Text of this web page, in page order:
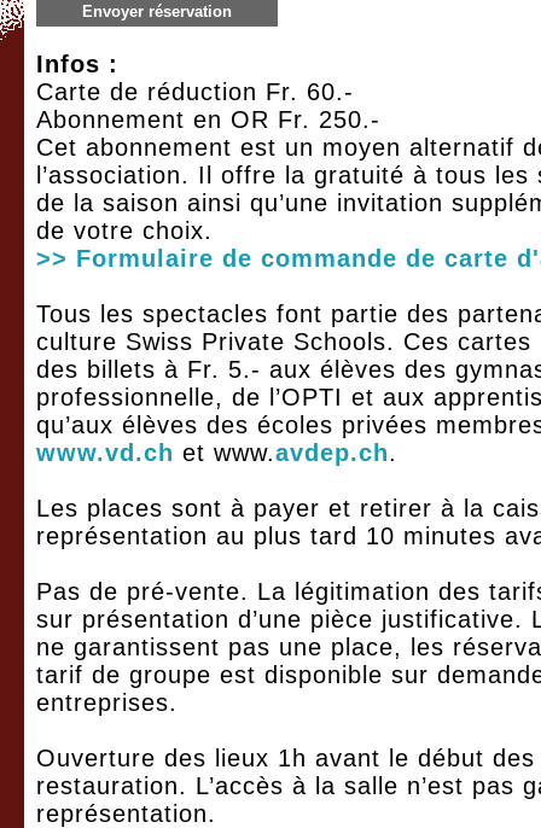
Envoyer réservation
Infos :
Carte de réduction Fr. 60.-
Abonnement en OR Fr. 250.-
Cet abonnement est un moyen alternatif
l’association. Il offre la gratuité à tous les
de la saison ainsi qu’une invitation
de votre choix.
>> Formulaire de commande de carte
Tous les spectacles font partie des
culture Swiss Private Schools. Ces cartes
des billets à Fr. 5.- aux élèves des
professionnelle, de l’OPTI et aux
qu’aux élèves des écoles privées
www.vd.ch et www.avdep.ch.
Les places sont à payer et retirer à la
représentation au plus tard 10 minutes
Pas de pré-vente. La légitimation des
sur présentation d’une pièce justificative.
ne garantissent pas une place, les
tarif de groupe est disponible sur
entreprises.
Ouverture des lieux 1h avant le début
restauration. L’accès à la salle n’est pas
représentation.